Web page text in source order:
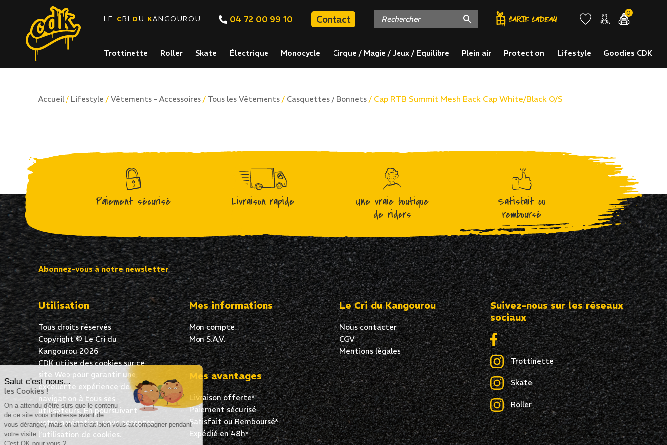
Salut c'est nous...
les Cookies !
On a attendu d'être sûrs que le contenu
de ce site vous intéresse avant de
vous déranger, mais on aimerait bien vous accompagner pendant
votre visite...
C'est OK pour vous ?
LE CRI DU KANGOUROU 04 72 00 99 10 Contact
0
Trottinette Roller Skate Électrique Monocycle Cirque / Magie / Jeux / Equilibre Plein air Protection Lifestyle Goodies CDK
Accueil / Lifestyle /Vêtements - Accessoires / Tous les Vêtements / Casquettes / Bonnets / Cap RTB Summit Mesh Back Cap White/Black O/S
Paiement sécurisé Livraison rapide
Une vraie boutique
de riders
Satisfait ou
remboursé
Abonnez-vous à notre newsletter
Utilisation
Tous droits réservés
Copyright © Le Cri du
Kangourou 2026
CDK utilise des cookies sur ce
site Web pour garantir une
excellente expérience de
navigation à tous ses
utilisateurs. En poursuivant
votre navigation, vous acceptez
l’utilisation de cookies.
Mes informations
Mon compte
Mon S.A.V.
Mes avantages
Livraison offerte*
Paiement sécurisé
Satisfait ou Remboursé*
Expédié en 48h*
Le Cri du Kangourou
Nous contacter
CGV
Mentions légales
Suivez-nous sur les réseaux
sociaux
Trottinette
Skate
Roller